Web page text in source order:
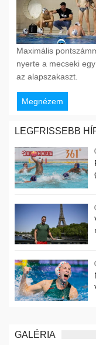
Maximális
nyerte a mecseki
az alapszakaszt.
Megnézem
LEGFRISSEBB
GALÉRIA